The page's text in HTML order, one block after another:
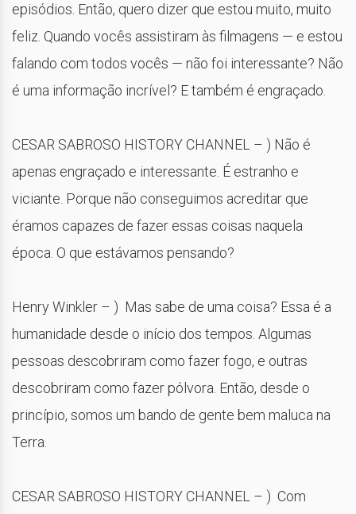
episódios. Então, quero dizer que estou muito, muito
feliz. Quando vocês assistiram às filmagens — e estou
falando com todos vocês — não foi interessante? Não
é uma informação incrível? E também é engraçado.
CESAR SABROSO HISTORY CHANNEL – ) Não é
apenas engraçado e interessante. É estranho e
viciante. Porque não conseguimos acreditar que
éramos capazes de fazer essas coisas naquela
época. O que estávamos pensando?
Henry Winkler – ) Mas sabe de uma coisa? Essa é a
humanidade desde o início dos tempos. Algumas
pessoas descobriram como fazer fogo, e outras
descobriram como fazer pólvora. Então, desde o
princípio, somos um bando de gente bem maluca na
Terra.
CESAR SABROSO HISTORY CHANNEL – ) Com